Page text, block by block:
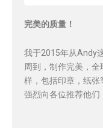
完美的质量！
我于2015年从Andy
周到，制作完美，
样，包括印章，纸
强烈向各位推荐他们